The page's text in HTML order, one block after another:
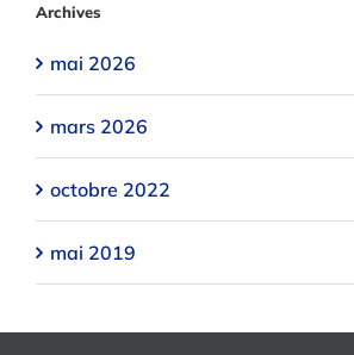
Archives
mai 2026
mars 2026
octobre 2022
mai 2019